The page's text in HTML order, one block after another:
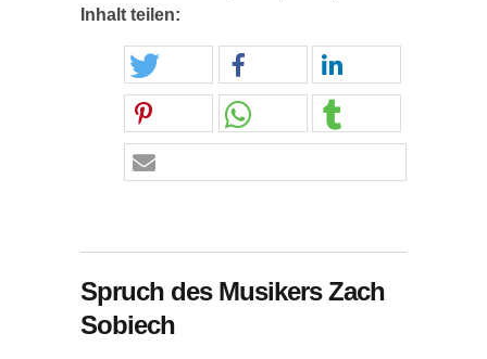
Inhalt teilen:
Spruch des Musikers Zach
Sobiech